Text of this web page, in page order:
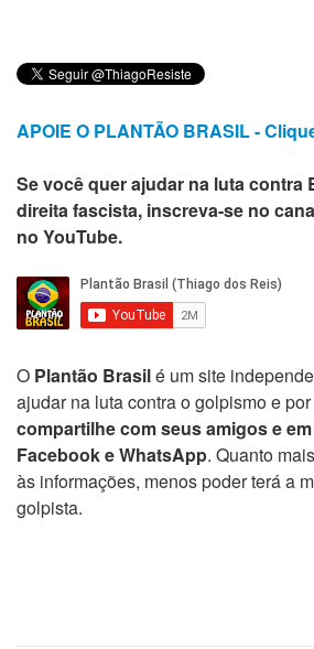
APOIE O PLANTÃO BRASIL -
Se você quer ajudar na luta contra
direita fascista, inscreva-se no
no YouTube.
O Plantão Brasilé um site
ajudar na luta contra o golpismo e
compartilhe com seus amigos e
Facebook e WhatsApp. Quanto
às informações, menos poder terá a
golpista.